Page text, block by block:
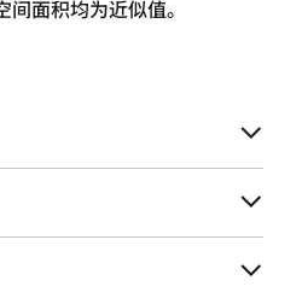
面积均为近似值。